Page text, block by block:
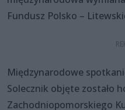
Fundusz Polsko –
Międzynarodowe
Solecznik objęte zostało
Zachodniopomorskiego